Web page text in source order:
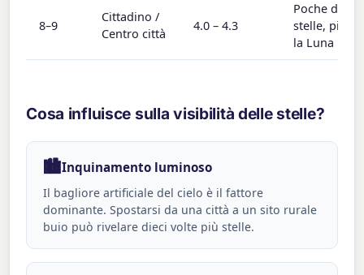
8–9
Cittadino /
Centro città
4.0 – 4.3
Poche
stelle,
la Luna
Cosa influisce sulla visibilità delle stelle?
🏙️Inquinamento luminoso
Il bagliore artificiale del cielo è il fattore
dominante. Spostarsi da una città a un sito rurale
buio può rivelare dieci volte più stelle.